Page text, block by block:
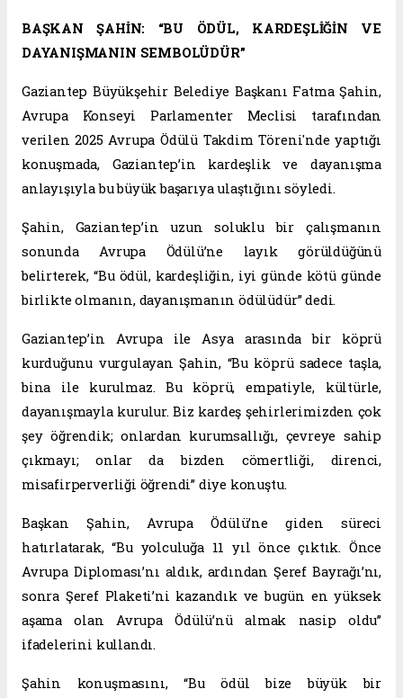
BAŞKAN ŞAHİN: “BU ÖDÜL, KARDEŞLİĞİN VE
DAYANIŞMANIN SEMBOLÜDÜR”
Gaziantep Büyükşehir Belediye Başkanı Fatma Şahin,
Avrupa Konseyi Parlamenter Meclisi tarafından
verilen 2025 Avrupa Ödülü Takdim Töreni'nde yaptığı
konuşmada, Gaziantep’in kardeşlik ve dayanışma
anlayışıyla bu büyük başarıya ulaştığını söyledi.
Şahin, Gaziantep’in uzun soluklu bir çalışmanın
sonunda Avrupa Ödülü’ne layık görüldüğünü
belirterek, “Bu ödül, kardeşliğin, iyi günde kötü günde
birlikte olmanın, dayanışmanın ödülüdür” dedi.
Gaziantep’in Avrupa ile Asya arasında bir köprü
kurduğunu vurgulayan Şahin, “Bu köprü sadece taşla,
bina ile kurulmaz. Bu köprü, empatiyle, kültürle,
dayanışmayla kurulur. Biz kardeş şehirlerimizden çok
şey öğrendik; onlardan kurumsallığı, çevreye sahip
çıkmayı; onlar da bizden cömertliği, direnci,
misafirperverliği öğrendi” diye konuştu.
Başkan Şahin, Avrupa Ödülü’ne giden süreci
hatırlatarak, “Bu yolculuğa 11 yıl önce çıktık. Önce
Avrupa Diploması’nı aldık, ardından Şeref Bayrağı’nı,
sonra Şeref Plaketi’ni kazandık ve bugün en yüksek
aşama olan Avrupa Ödülü’nü almak nasip oldu”
ifadelerini kullandı.
Şahin konuşmasını, “Bu ödül bize büyük bir